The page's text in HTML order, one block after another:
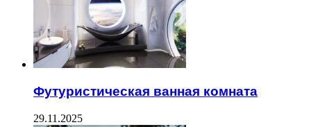
Футуристическая ванная комната
29.11.2025